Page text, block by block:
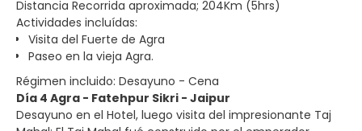
Distancia Recorrida aproximada; 204Km (5hrs)
Actividades incluídas:
Visita del Fuerte de Agra
Paseo en la vieja Agra.
Régimen incluido: Desayuno - Cena
Día 4 Agra - Fatehpur Sikri - Jaipur
Desayuno en el Hotel, luego visita del impresionante Taj